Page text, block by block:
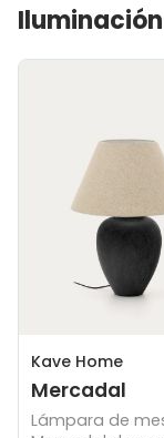
Iluminación
Kave Home
Mercadal
Lámpara de